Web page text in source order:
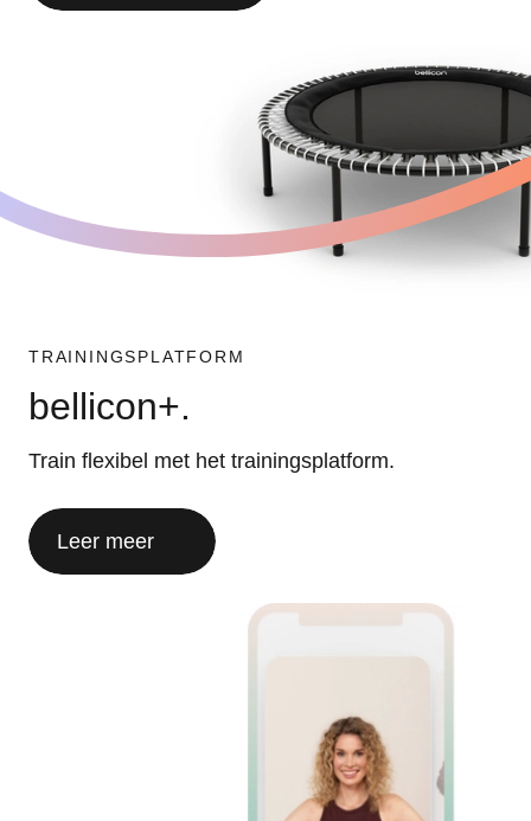
TRAININGSPLATFORM
bellicon+.
Train flexibel met het trainingsplatform.
Leer meer